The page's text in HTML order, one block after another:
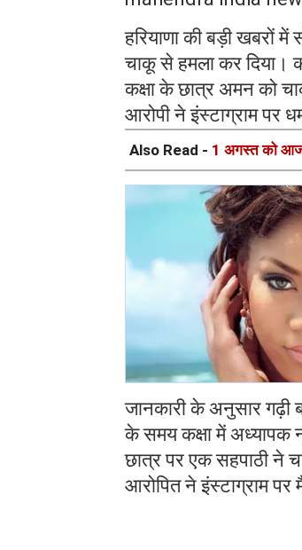
हरियाणा की बड़ी खबरों
चाकू से हमला कर दिया।
कक्षा के छात्र अमन को
आरोपी ने इंस्टाग्राम पर
Also Read - 1 अगस्त को आज
जानकारी के अनुसार गढ़ी
के समय कक्षा में अध्यापक
छात्र पर एक सहपाठी ने
आरोपित ने इंस्टाग्राम